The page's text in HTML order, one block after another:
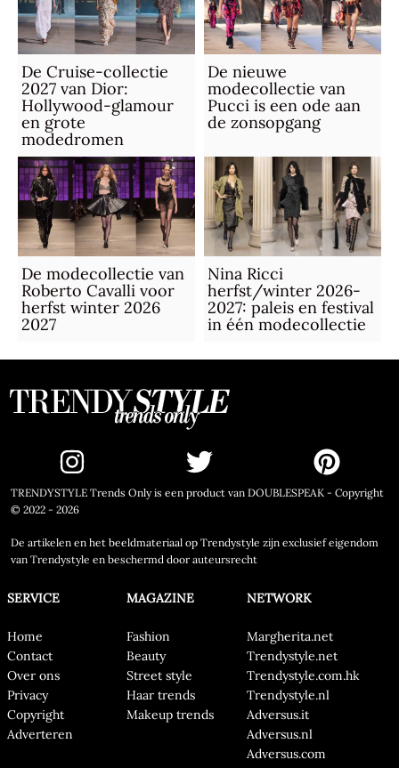
De Cruise-collectie
2027 van Dior:
Hollywood-glamour
en grote
modedromen
De nieuwe
modecollectie van
Pucci is een ode aan
de zonsopgang
De modecollectie van
Roberto Cavalli voor
herfst winter 2026
2027
Nina Ricci
herfst/winter 2026-
2027: paleis en festival
in één modecollectie
TRENDYSTYLE Trends Only is een product van DOUBLESPEAK - Copyright
© 2022 - 2026
De artikelen en het beeldmateriaal op Trendystyle zijn exclusief eigendom
van Trendystyle en beschermd door auteursrecht
SERVICE
Home
Contact
Over ons
Privacy
Copyright
Adverteren
MAGAZINE
Fashion
Beauty
Street style
Haar trends
Makeup trends
NETWORK
Margherita.net
Trendystyle.net
Trendystyle.com.hk
Trendystyle.nl
Adversus.it
Adversus.nl
Adversus.com